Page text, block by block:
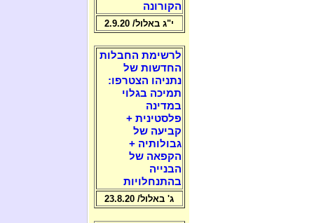
הקורונה
י"ג באלול/ 2.9.20
לרשימת החבלות
החדשות של
נתניהו הצטרפו:
תמיכה בגלוי
במדינה
פלסטינית +
קביעה של
גבולותיה +
הקפאה של
הבנייה
בהתנחלויות
ג' באלול/ 23.8.20